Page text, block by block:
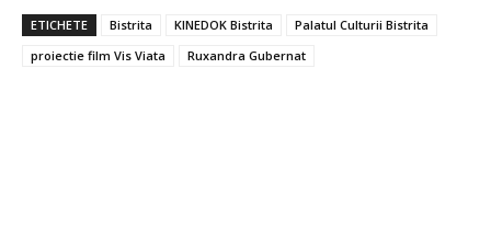
ETICHETE Bistrita KINEDOK Bistrita
Palatul Culturii Bistrita
proiectie film Vis Viata
Ruxandra Gubernat